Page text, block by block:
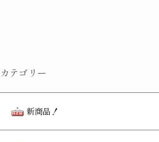
カテゴリー
新商品！